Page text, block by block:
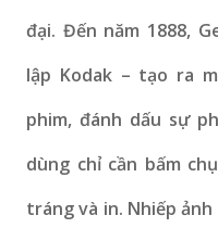
đại. Đến năm 1888,
lập Kodak – tạo ra
phim, đánh dấu sự
dùng chỉ cần bấm
tráng và in. Nhiếp